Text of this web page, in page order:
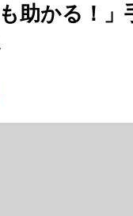
助かる！